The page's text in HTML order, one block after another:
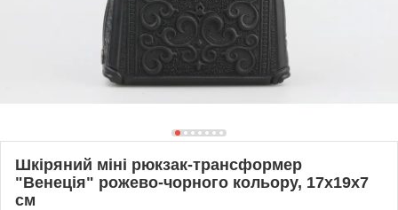
Шкіряний міні рюкзак-трансформер
"Венеція" рожево-чорного кольору, 17х19х7
см